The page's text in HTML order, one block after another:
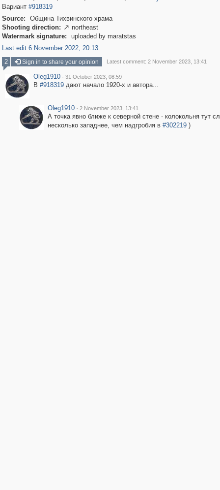
Вариант #918319
Source:
Община Тихвинского храма
Shooting direction:  northeast
Watermark signature:
uploaded by maratstas
Last edit 6 November 2022, 20:13
2
Sign in to share your opinion Latest comment: 2 November 2023, 13:41
Oleg1910 · 31 October 2023, 08:59
В #918319дают начало 1920-х и автора...
Oleg1910 · 2 November 2023, 13:41
А точка явно ближе к северной стене - колокольня тут
несколько западнее, чем надгробия в #302219)